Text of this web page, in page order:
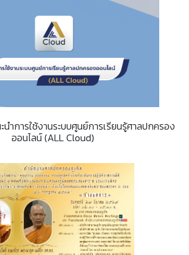
การใช้งานระบบศูนย์การเรียนรู้ศาลปกครอง
ออนไลน์ (ALL Cloud)